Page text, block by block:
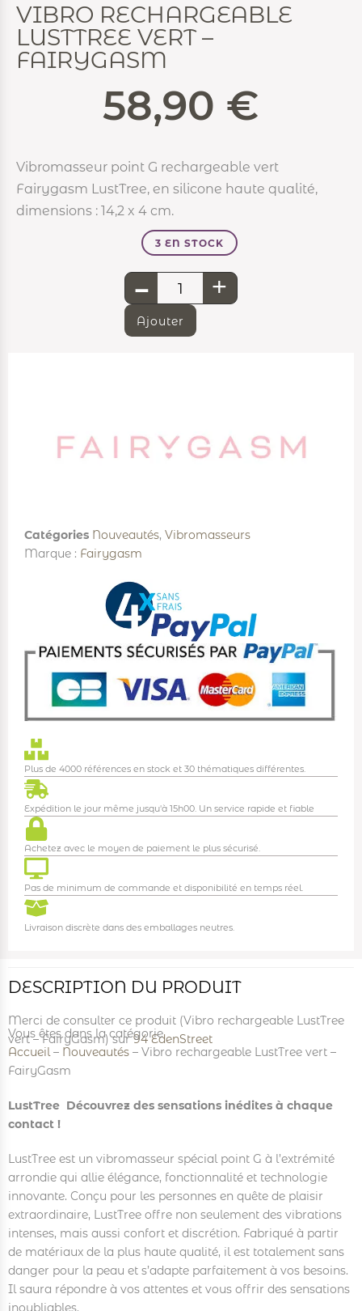
VIBRO RECHARGEABLE
LUSTTREE VERT –
FAIRYGASM
58,90 €
Vibromasseur point G rechargeable vert
Fairygasm LustTree, en silicone haute qualité,
dimensions : 14,2 x 4 cm.
3 EN STOCK
- +
Ajouter
Catégories Nouveautés, Vibromasseurs
Marque : Fairygasm
Plus de 4000 références en stock et 30 thématiques différentes.
Expédition le jour même jusqu'à 15h00. Un service rapide et fiable
Achetez avec le moyen de paiement le plus sécurisé.
Pas de minimum de commande et disponibilité en temps réel.
Livraison discrète dans des emballages neutres.
DESCRIPTION DU PRODUIT
Merci de consulter ce produit (Vibro rechargeable LustTree
vert – FairyGasm) sur94 EdenStreet
Vous êtes dans la catégorie
Accueil– Nouveautés – Vibro rechargeable LustTree vert –
FairyGasm
LustTree  Découvrez des sensations inédites à chaque
contact !
LustTree est un vibromasseur spécial point G à l’extrémité
arrondie qui allie élégance, fonctionnalité et technologie
innovante. Conçu pour les personnes en quête de plaisir
extraordinaire, LustTree offre non seulement des vibrations
intenses, mais aussi confort et discrétion. Fabriqué à partir
de matériaux de la plus haute qualité, il est totalement sans
danger pour la peau et s’adapte parfaitement à vos besoins.
Il saura répondre à vos attentes et vous offrir des sensations
inoubliables.